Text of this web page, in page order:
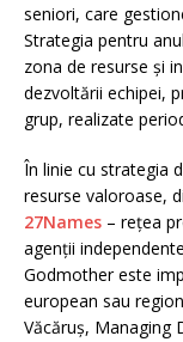
seniori, care
Strategia pentru
zona de resurse și
dezvoltării echipei,
grup, realizate
În linie cu strategia
resurse valoroase,
27Names – rețea
agenții
Godmother este
european sau
Văcăruș, Managing